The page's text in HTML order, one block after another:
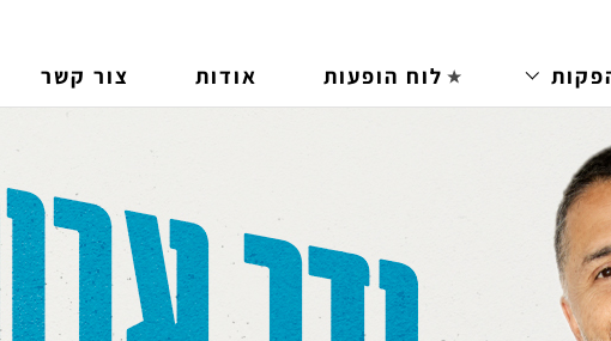
לוח הופעות אודות צור קשר